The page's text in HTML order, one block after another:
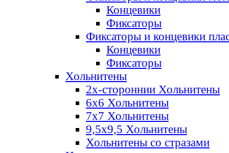
Концевики
Фиксаторы
Фиксаторы и концевики
Концевики
Фиксаторы
Хольнитены
2х-стороннии Хольнитены
6х6 Хольнитены
7х7 Хольнитены
9,5х9,5 Хольнитены
Хольнитены со стразами